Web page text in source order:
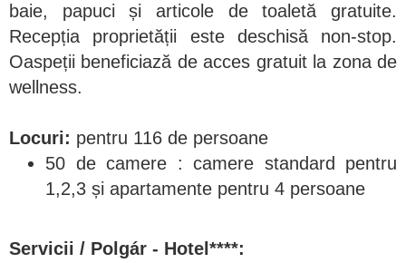
baie, papuci și articole de toaletă gratuite.
Recepția proprietății este deschisă non-stop.
Oaspeții beneficiază de acces gratuit la zona de
wellness.
Locuri: pentru 116 de persoane
50 de camere : camere standard pentru
1,2,3 și apartamente pentru 4 persoane
Servicii / Polgár - Hotel****: